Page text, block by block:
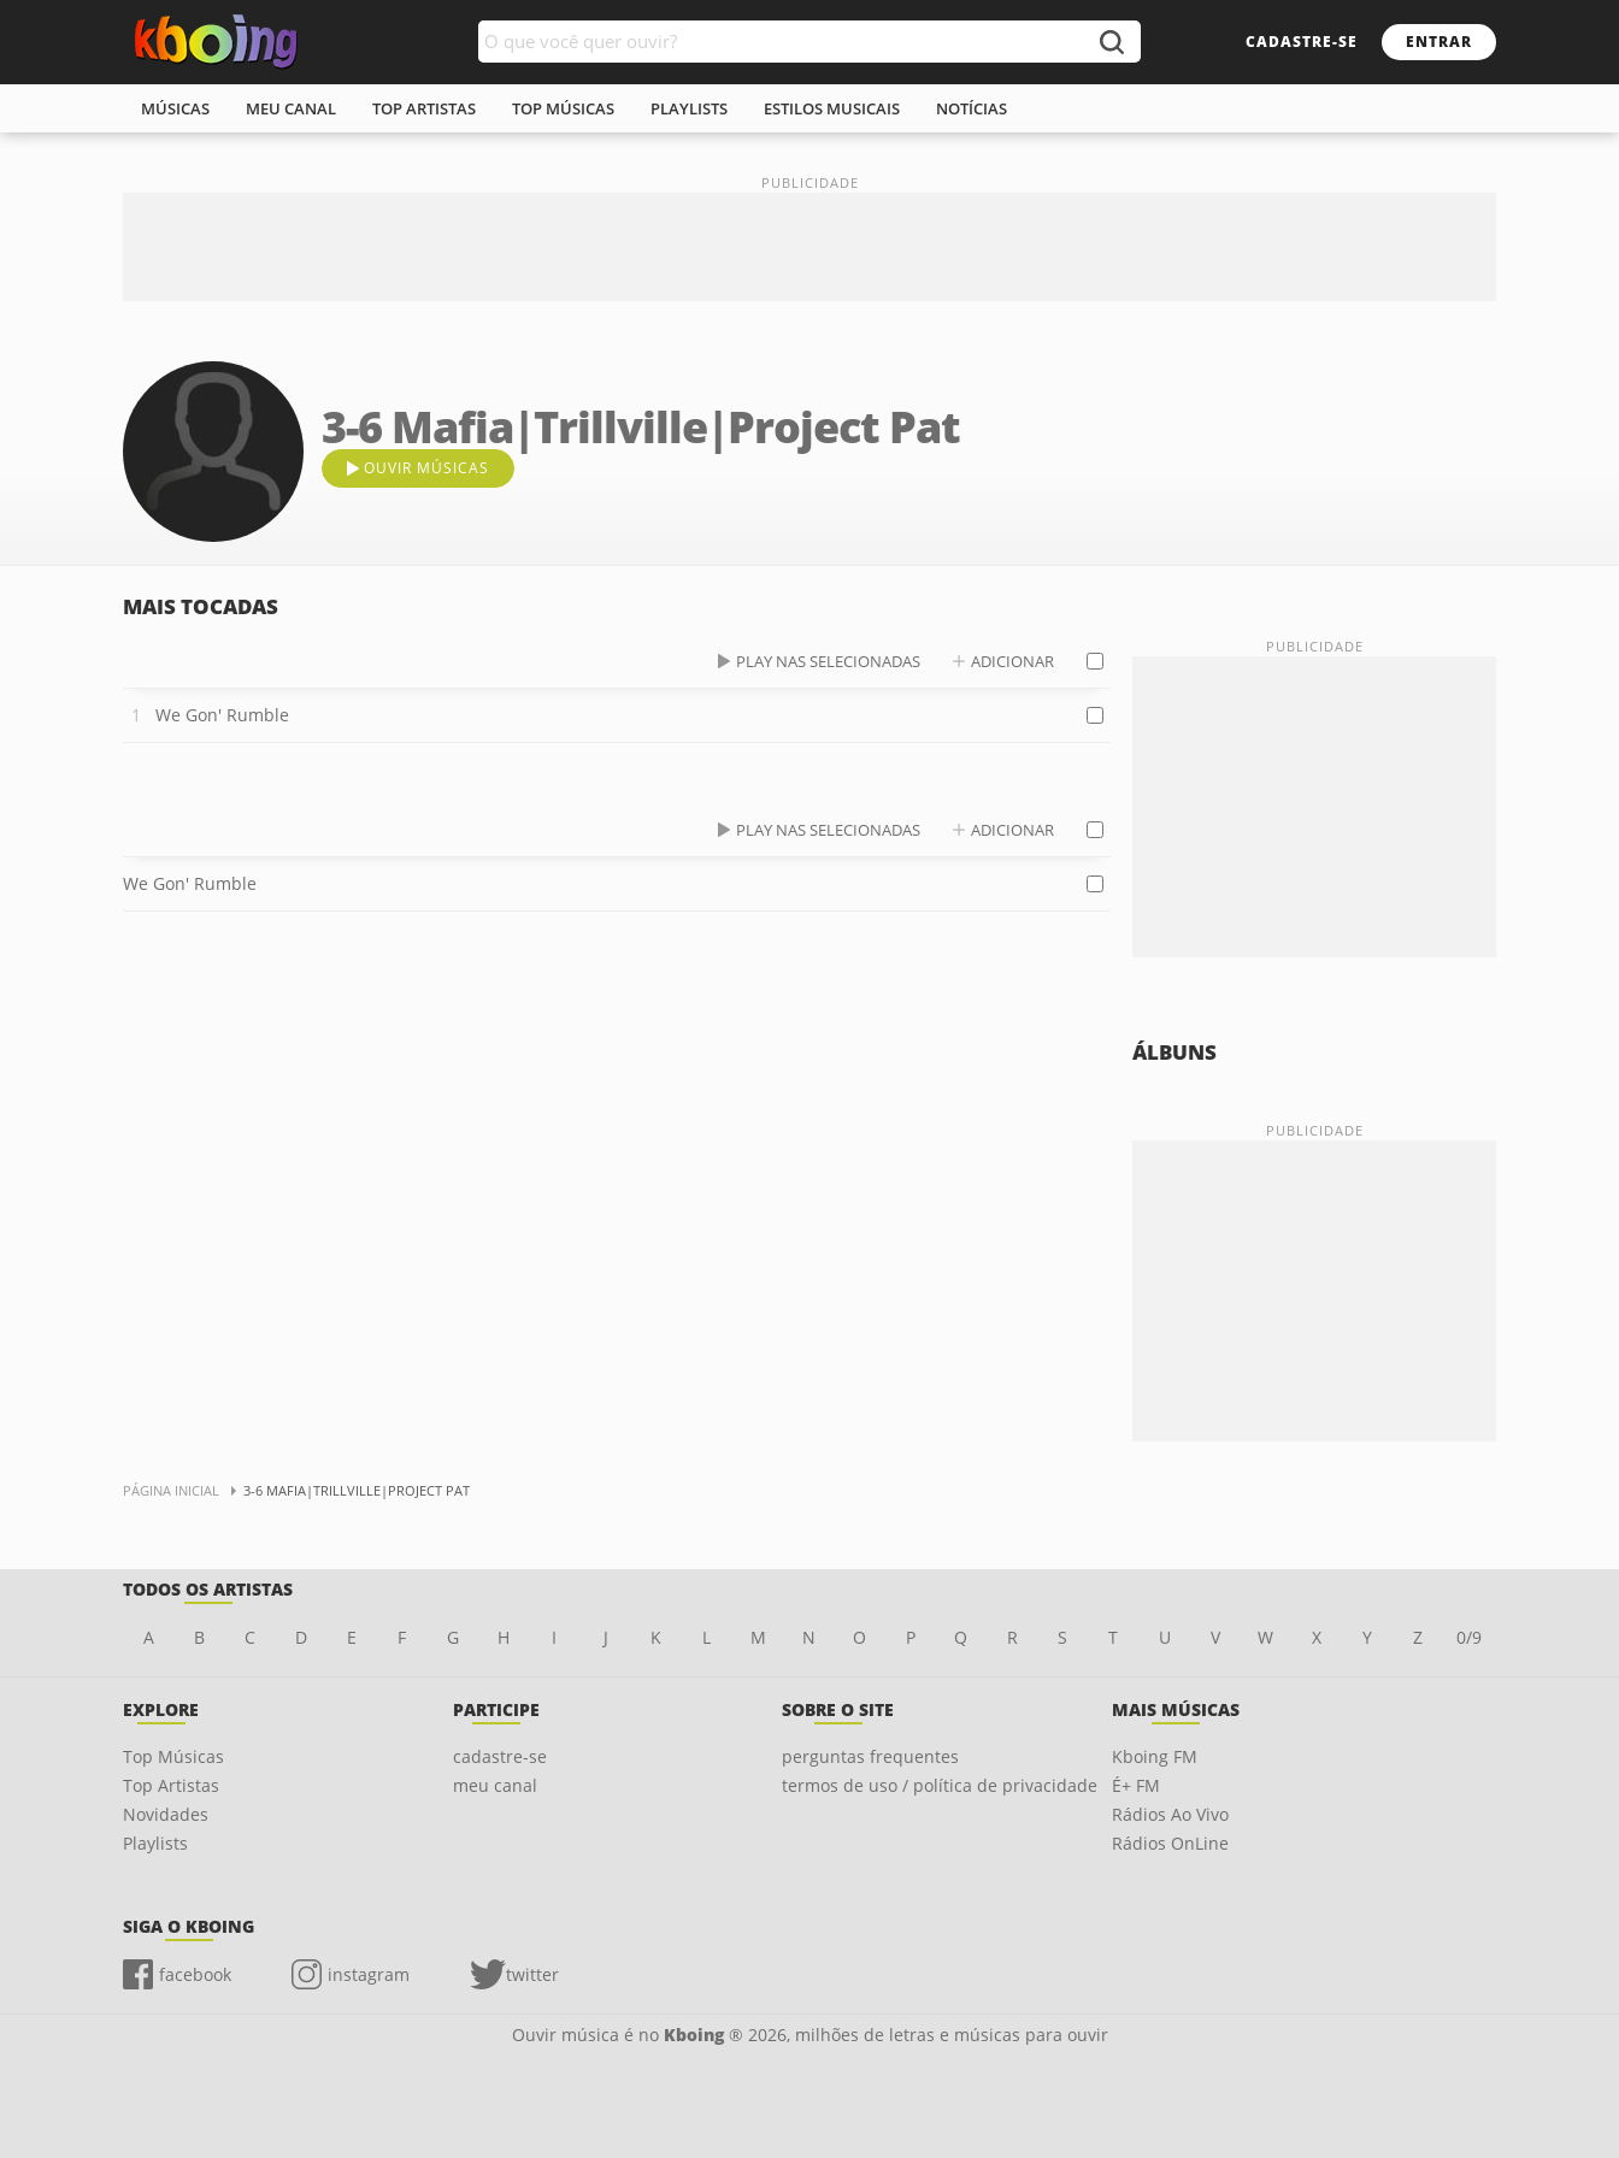
CADASTRE-SE ENTRAR
MÚSICAS MEU CANAL TOP ARTISTAS TOP MÚSICAS PLAYLISTS ESTILOS MUSICAIS NOTÍCIAS
3-6 Mafia|Trillville|Project Pat
OUVIR MÚSICAS
MAIS TOCADAS
PLAY NAS SELECIONADAS ADICIONAR
We Gon' Rumble
PLAY NAS SELECIONADAS ADICIONAR
We Gon' Rumble
ÁLBUNS
PÁGINA INICIAL 3-6 MAFIA|TRILLVILLE|PROJECT PAT
TODOS OS ARTISTAS
A B C D E F G H I J K L M N O P Q R S T U V W X Y Z 0/9
EXPLORE
Top Músicas
Top Artistas
Novidades
Playlists
PARTICIPE
cadastre-se
meu canal
SOBRE O SITE
perguntas frequentes
termos de uso / política de privacidade
MAIS MÚSICAS
Kboing FM
É+ FM
Rádios Ao Vivo
Rádios OnLine
SIGA O KBOING
facebook instagram twitter
Ouvir música é no Kboing® 2026, milhões de letras e músicas para ouvir